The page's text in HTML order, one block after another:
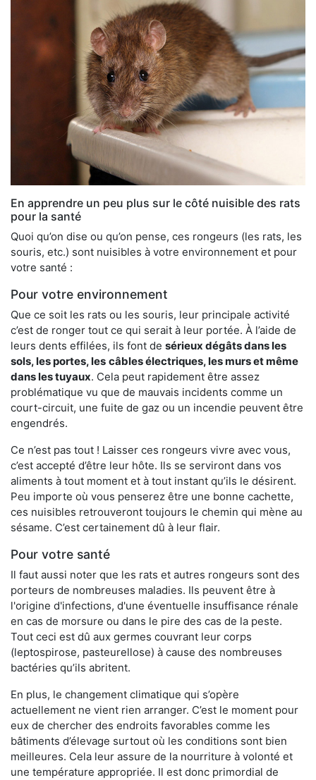
En apprendre un peu plus sur le côté nuisible des rats
pour la santé
Quoi qu’on dise ou qu’on pense, ces rongeurs (les rats, les
souris, etc.) sont nuisibles à votre environnement et pour
votre santé :
Pour votre environnement
Que ce soit les rats ou les souris, leur principale activité
c’est de ronger tout ce qui serait à leur portée. À l’aide de
leurs dents effilées, ils font de sérieux dégâts dans les
sols, les portes, les câbles électriques, les murs et même
dans les tuyaux. Cela peut rapidement être assez
problématique vu que de mauvais incidents comme un
court-circuit, une fuite de gaz ou un incendie peuvent être
engendrés.
Ce n’est pas tout ! Laisser ces rongeurs vivre avec vous,
c’est accepté d’être leur hôte. Ils se serviront dans vos
aliments à tout moment et à tout instant qu’ils le désirent.
Peu importe où vous penserez être une bonne cachette,
ces nuisibles retrouveront toujours le chemin qui mène au
sésame. C’est certainement dû à leur flair.
Pour votre santé
Il faut aussi noter que les rats et autres rongeurs sont des
porteurs de nombreuses maladies. Ils peuvent être à
l'origine d'infections, d'une éventuelle insuffisance rénale
en cas de morsure ou dans le pire des cas de la peste.
Tout ceci est dû aux germes couvrant leur corps
(leptospirose, pasteurellose) à cause des nombreuses
bactéries qu’ils abritent.
En plus, le changement climatique qui s’opère
actuellement ne vient rien arranger. C’est le moment pour
eux de chercher des endroits favorables comme les
bâtiments d’élevage surtout où les conditions sont bien
meilleures. Cela leur assure de la nourriture à volonté et
une température appropriée. Il est donc primordial de